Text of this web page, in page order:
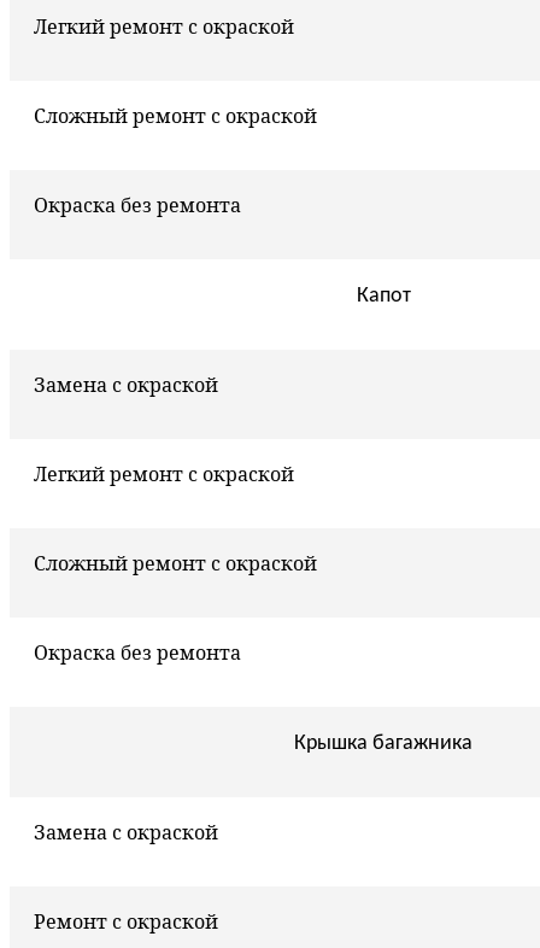
Легкий ремонт с окраской
Сложный ремонт с окраской
Окраска без ремонта
Капот
Замена с окраской
Легкий ремонт с окраской
Сложный ремонт с окраской
Окраска без ремонта
Крышка багажника
Замена с окраской
Ремонт с окраской